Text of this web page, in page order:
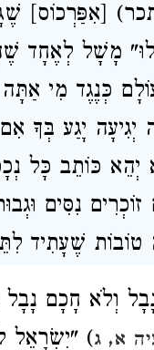
[אִפַּרְכוֹס]
מָשָׁל לְאֶחָד
כְּנֶגֶד מִי
יְגִיעָה יָגַע בְּךָ
יְהֵא כּוֹתֵב כָּל
נִסִּים
שֶׁעָתִיד
וְלֹא חָכָם
א, ג) "יִשְׂרָאֵל